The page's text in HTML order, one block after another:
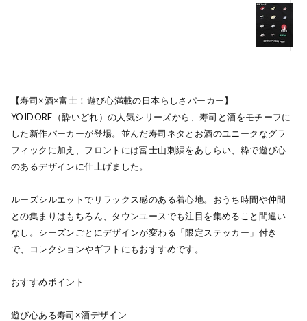
【寿司×酒×富士！遊び心満載の日本らしさパーカー】
YOIDORE（酔いどれ）の人気シリーズから、寿司と酒をモチーフに
した新作パーカーが登場。並んだ寿司ネタとお酒のユニークなグラ
フィックに加え、フロントには富士山刺繍をあしらい、粋で遊び心
のあるデザインに仕上げました。
ルーズシルエットでリラックス感のある着心地。おうち時間や仲間
との集まりはもちろん、タウンユースでも注目を集めること間違い
なし。シーズンごとにデザインが変わる「限定ステッカー」付き
で、コレクションやギフトにもおすすめです。
おすすめポイント
遊び心ある寿司×酒デザイン